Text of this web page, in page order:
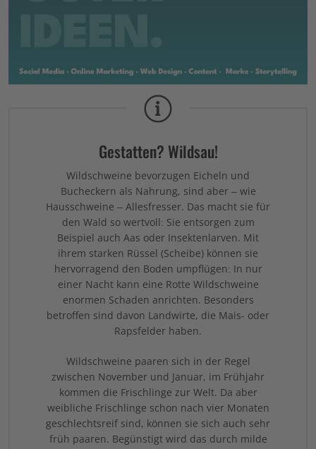
Gestatten? Wildsau!
Wildschweine bevorzugen Eicheln und
Bucheckern als Nahrung, sind aber – wie
Hausschweine – Allesfresser. Das macht sie für
den Wald so wertvoll: Sie entsorgen zum
Beispiel auch Aas oder Insektenlarven. Mit
ihrem starken Rüssel (Scheibe) können sie
hervorragend den Boden umpflügen: In nur
einer Nacht kann eine Rotte Wildschweine
enormen Schaden anrichten. Besonders
betroffen sind davon Landwirte, die Mais- oder
Rapsfelder haben.
Wildschweine paaren sich in der Regel
zwischen November und Januar, im Frühjahr
kommen die Frischlinge zur Welt. Da aber
weibliche Frischlinge schon nach vier Monaten
geschlechtsreif sind, können sie sich auch sehr
früh paaren. Begünstigt wird das durch milde